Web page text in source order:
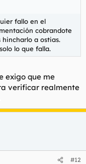
fallo en el
cobrandote
hincharlo a ostias.
lo que falla.
exigo que me
verificar realmente
#12